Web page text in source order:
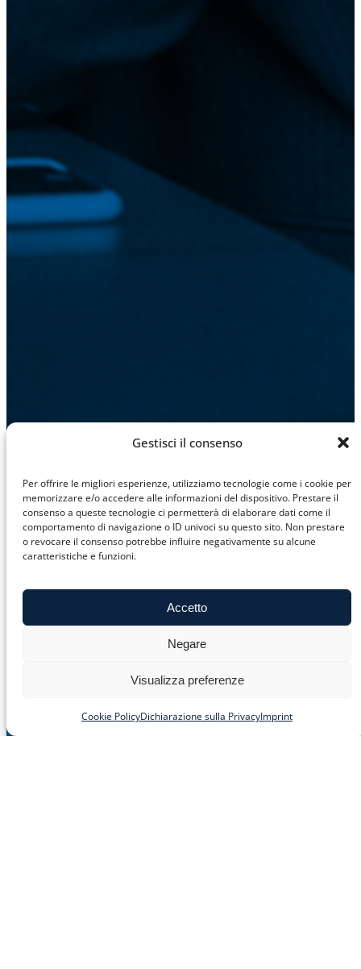
Gestisci il consenso
Per offrire le migliori esperienze, utilizziamo tecnologie come i cookie per
memorizzare e/o accedere alle informazioni del dispositivo. Prestare il
consenso a queste tecnologie ci permetterà di elaborare dati come il
comportamento di navigazione o ID univoci su questo sito. Non prestare
o revocare il consenso potrebbe influire negativamente su alcune
caratteristiche e funzioni.
Accetto
Negare
Visualizza preferenze
Cookie PolicyDichiarazione sulla PrivacyImprint